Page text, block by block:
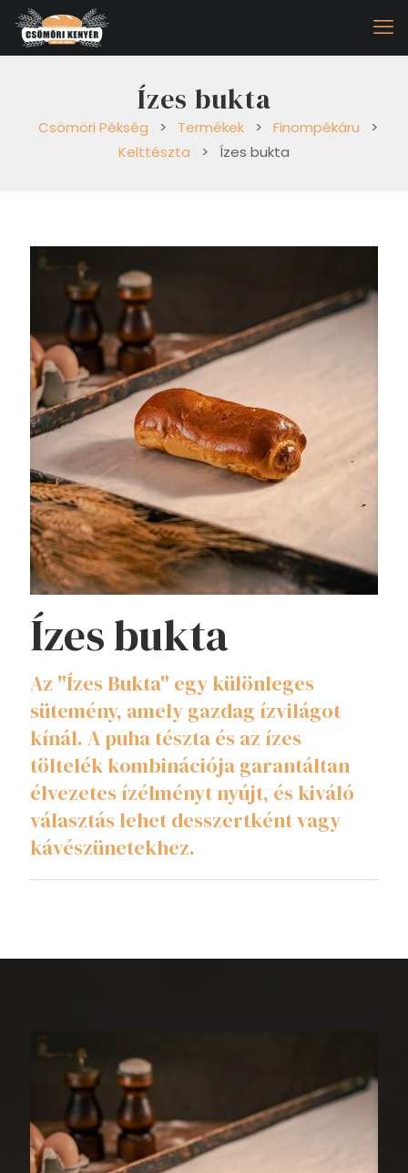
Ízes bukta
Csömöri Pékség > Termékek > Finompékáru
>
Kelttészta
> Ízes bukta
Ízes bukta
Az "Ízes Bukta" egy különleges
sütemény, amely gazdag ízvilágot
kínál. A puha tészta és az ízes
töltelék kombinációja garantáltan
élvezetes ízélményt nyújt, és kiváló
választás lehet desszertként vagy
kávészünetekhez.